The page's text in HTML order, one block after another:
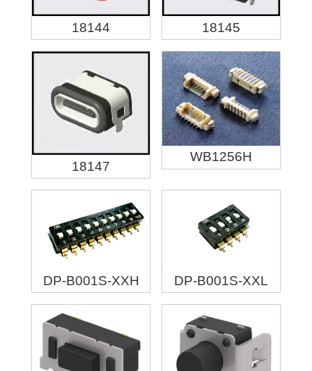
18144 18145
18147
WB1256H
DP-B001S-XXH DP-B001S-XXL